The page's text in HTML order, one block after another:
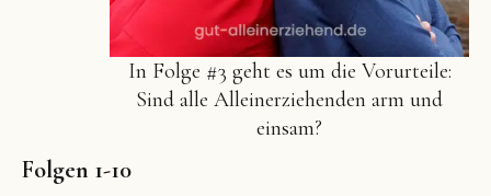
In Folge #3 geht es um die Vorurteile:
Sind alle Alleinerziehenden arm und
einsam?
Folgen 1-10